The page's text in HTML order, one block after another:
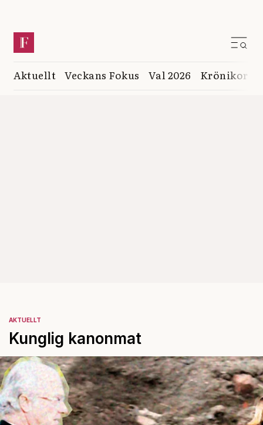
Aktuellt Veckans Fokus Val 2026 Krönikor
AKTUELLT
Kunglig kanonmat